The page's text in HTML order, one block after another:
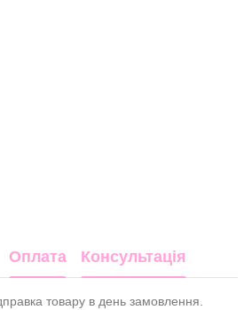
Оплата Консультація
товару в день замовлення.